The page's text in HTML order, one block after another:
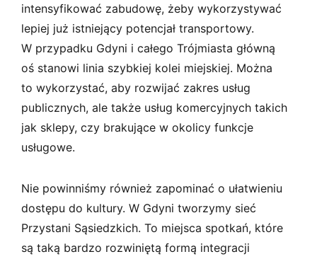
intensyfikować zabudowę, żeby wykorzystywać
lepiej już istniejący potencjał transportowy.
W przypadku Gdyni i całego Trójmiasta główną
oś stanowi linia szybkiej kolei miejskiej. Można
to wykorzystać, aby rozwijać zakres usług
publicznych, ale także usług komercyjnych takich
jak sklepy, czy brakujące w okolicy funkcje
usługowe.
Nie powinniśmy również zapominać o ułatwieniu
dostępu do kultury. W Gdyni tworzymy sieć
Przystani Sąsiedzkich. To miejsca spotkań, które
są taką bardzo rozwiniętą formą integracji